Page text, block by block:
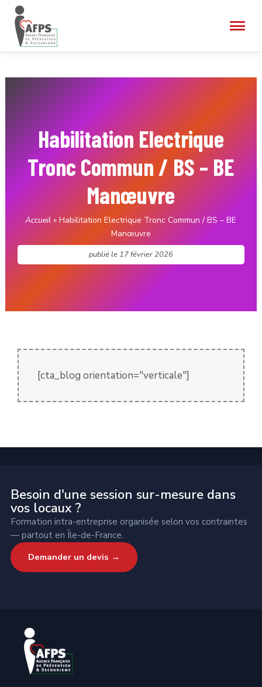
Habilitation Electrique
Tronc Commun / BS – BE
Manœuvre
Accueil »Habilitation Electrique Tronc Commun / BS – BE
Manœuvre
publié le 17 février 2026
[cta_blog orientation="verticale"]
Besoin d'une session sur-mesure dans
vos locaux ?
Formation intra-entreprise organisée selon vos contraintes
— partout en Île-de-France.
Demander un devis →